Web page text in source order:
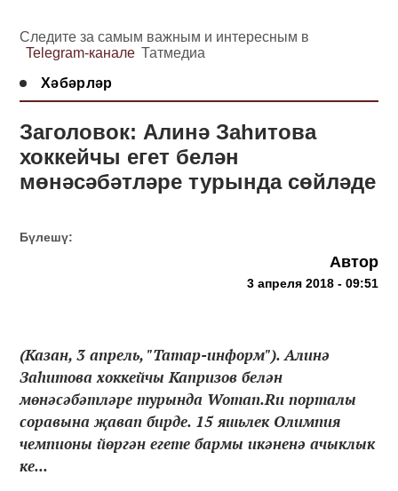
Следите за самым важным и интересным в
Telegram-канале Татмедиа
Хәбәрләр
Заголовок: Алинә Заһитова
хоккейчы егет белән
мөнәсәбәтләре турында сөйләде
Бүлешү:
Автор
3 апреля 2018 - 09:51
(Казан, 3 апрель, "Татар-информ"). Алинә
Заһитова хоккейчы Капризов белән
мөнәсәбәтләре турында Woman.Ru порталы
соравына җавап бирде. 15 яшьлек Олимпия
чемпионы йөргән егете бармы икәненә ачыклык
ке...